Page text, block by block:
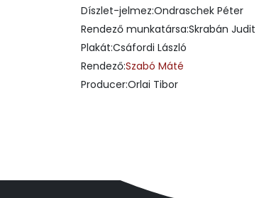
Díszlet-jelmez:Ondraschek Péter
Rendező munkatársa:Skrabán Judit
Plakát:Csáfordi László
Rendező:Szabó Máté
Producer:Orlai Tibor